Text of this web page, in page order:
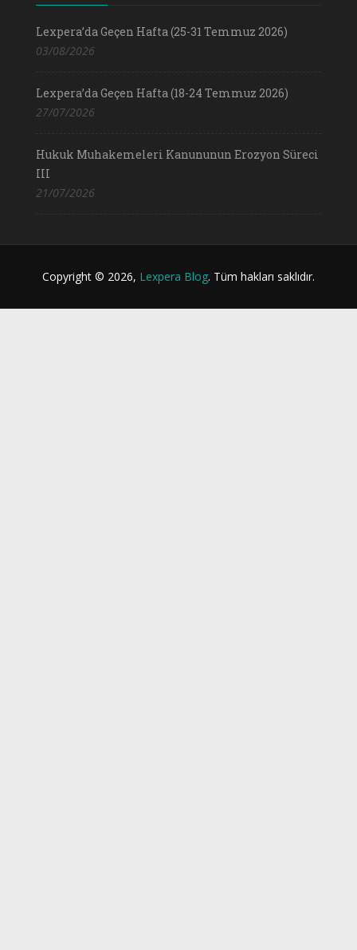
Lexpera’da Geçen Hafta (25-31 Temmuz 2026)
03/08/2026
Lexpera’da Geçen Hafta (18-24 Temmuz 2026)
27/07/2026
Hukuk Muhakemeleri Kanununun Erozyon Süreci
III
21/07/2026
Copyright © 2026, Lexpera Blog. Tüm hakları saklıdır.